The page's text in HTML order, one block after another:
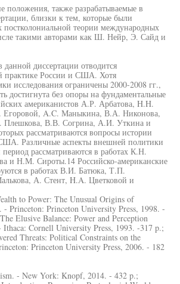
положения, также разрабатываемые в
близки к тем, которые были
постколониальной теории международных
такими авторами как Ш. Нейр, Э. Сайд и
данной диссертации отводится
практике России и США. Хотя
исследования ограничены 2000-2008 гг.,
достигнута без опоры на фундаментальные
американистов А.Р. Арбатова, H.H.
Егоровой, A.C. Маныкина, В.А. Никонова,
Плешкова, В.В. Согрина, А.И. Уткина и
рассматриваются вопросы истории
Различные аспекты внешней политики
рассматриваются в работах К.Н.
и Н.М. Сироты.14 Российско-американские
в работах В.И. Батюка, Т.П.
А. Стент, H.A. Цветковой и
to Power: The Unusual Origins of
Princeton: Princeton University Press, 1998. -
Elusive Balance: Power and Perception
Cornell University Press, 1993. -317 p.;
Threats: Political Constraints on the
Princeton University Press, 2006. - 182
- New York: Knopf, 2014. - 432 p.;